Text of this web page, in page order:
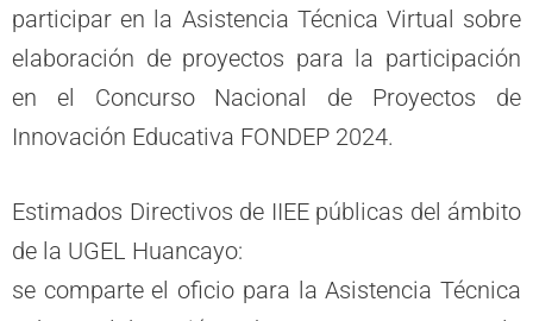
participar en la Asistencia Técnica Virtual sobre
elaboración de proyectos para la participación
en el Concurso Nacional de Proyectos de
Innovación Educativa FONDEP 2024.
Estimados Directivos de IIEE públicas del ámbito
de la UGEL Huancayo:
se comparte el oficio para la Asistencia Técnica